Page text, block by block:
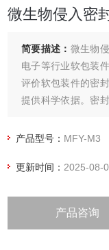
微生物侵入密
简要描述： 微生物
电子等行业软包装
评价软包装件的密
提供科学依据。密
产品型号： MFY-M3
更新时间： 2025-08-
产品咨询